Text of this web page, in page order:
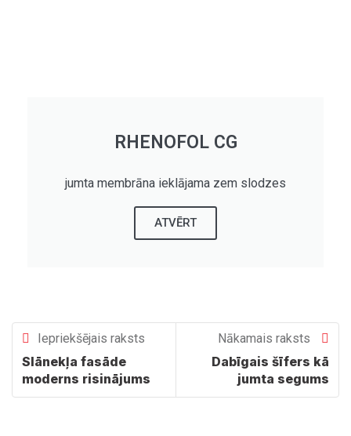
RHENOFOL CG
jumta membrāna ieklājama zem slodzes
ATVĒRT
Iepriekšējais raksts
Slānekļa fasāde
moderns risinājums
Nākamais raksts
Dabīgais šīfers kā
jumta segums